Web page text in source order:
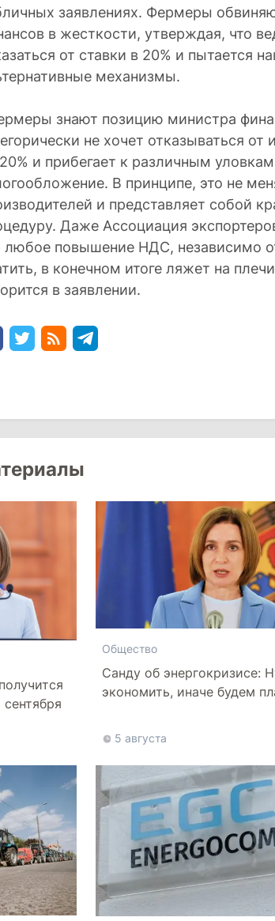
заявлениях. Фермеры
в жесткости, утверждая, что
от ставки в 20% и пытается
механизмы.
знают позицию министра
не хочет отказываться
и прибегает к различным
В принципе, это не
и представляет собой
Даже Ассоциация
любое повышение НДС, независимо
в конечном итоге ляжет на
в заявлении.
Общество
Санду об энергокризисе:
экономить, иначе будем
5 августа